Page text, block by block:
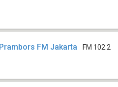
Prambors FM Jakarta FM 102.2